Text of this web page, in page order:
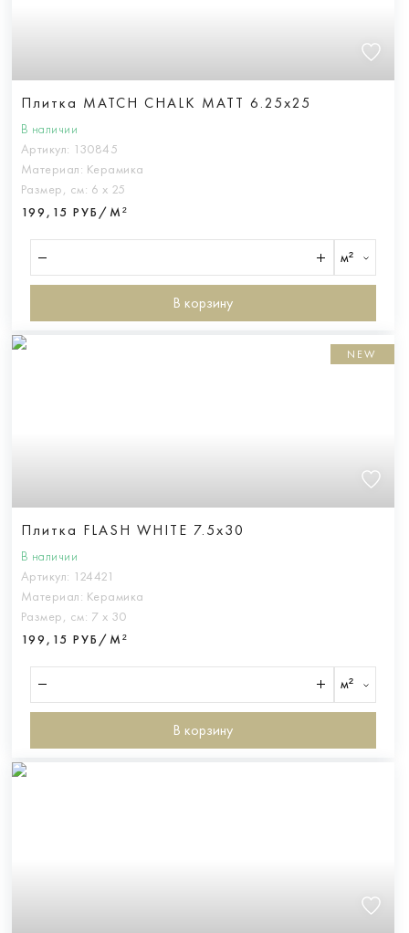
Плитка MATCH CHALK MATT 6.25x25
В наличии
Артикул: 130845
Материал: Керамика
Размер, см: 6 х 25
199,15 РУБ/М²
м²
В корзину
NEW
Плитка FLASH WHITE 7.5x30
В наличии
Артикул: 124421
Материал: Керамика
Размер, см: 7 х 30
199,15 РУБ/М²
м²
В корзину